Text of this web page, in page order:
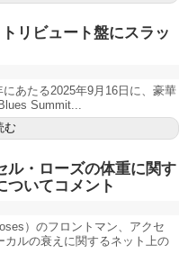
リビュート盤にスラッ
あたる2025年9月16日に、豪華
Summit...
む
ル・ローズの体重に関す
ついてコメント
）のフロントマン、アクセ
ルの衰えに関するネット上の